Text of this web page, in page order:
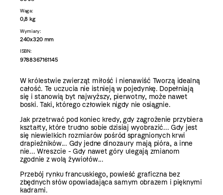
Waga:
0,8 kg
Wymiary:
240x320 mm
ISBN:
9788367161145
W królestwie zwierząt miłość i nienawiść Tworzą idealną
całość. Te uczucia nie istnieją w pojedynkę. Dopełniają
się i stanowią byt najwyższy, pierwotny, może nawet
boski. Taki, którego człowiek nigdy nie osiągnie.
Jak przetrwać pod koniec kredy, gdy zagrożenie przybiera
kształty, które trudno sobie dzisiaj wyobrazić... Gdy jest
się niewielkich rozmiarów pośród spragnionych krwi
drapieżników... Gdy jedne dinozaury mają pióra, a inne
nie... Wreszcie - Gdy nawet góry ulegają zmianom
zgodnie z wolą żywiołów...
Przebój rynku francuskiego, powieść graficzna bez
zbędnych słów opowiadająca samym obrazem i pięknymi
kadrami.